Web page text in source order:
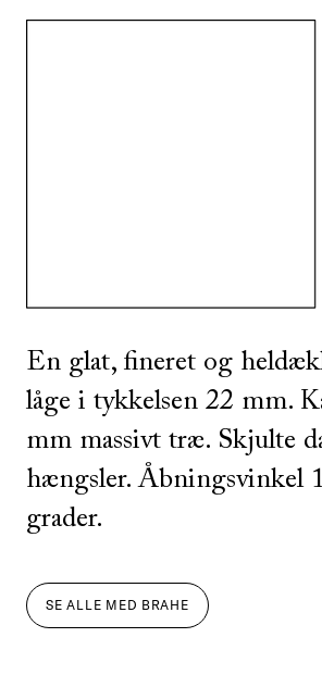
En glat, fineret og
låge i tykkelsen 22 mm.
mm massivt træ. Skjulte
hængsler. Åbningsvinkel
grader.
SE ALLE MED BRAHE